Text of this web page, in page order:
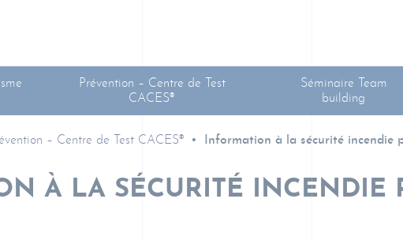
Prévention – Centre de Test
CACES®
Séminaire Team
building
– Centre de Test CACES® Information à la sécurité incendie
À LA SÉCURITÉ INCENDIE